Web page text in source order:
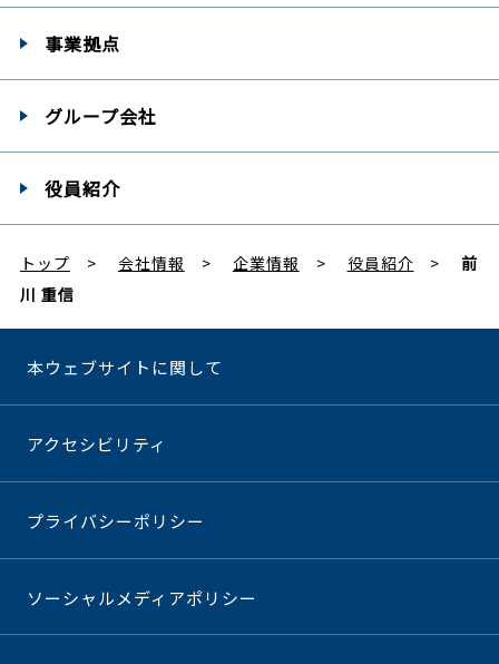
事業拠点
グループ会社
役員紹介
トップ 会社情報 企業情報 役員紹介
前
川 重信
本ウェブサイトに関して
アクセシビリティ
プライバシーポリシー
ソーシャルメディアポリシー